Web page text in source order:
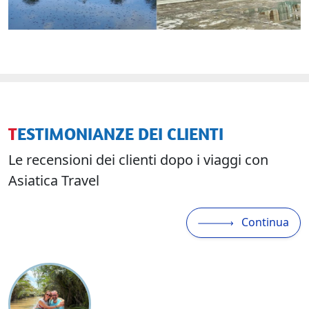
TESTIMONIANZE DEI CLIENTI
Le recensioni dei clienti dopo i viaggi con
Asiatica Travel
Continua